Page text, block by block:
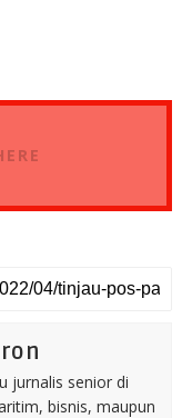
jurnalis senior di
bisnis, maupun